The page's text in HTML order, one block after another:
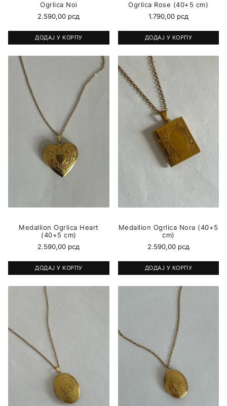
Ogrlica Noi
2.590,00 рсд
ДОДАЈ У КОРПУ
Ogrlica Rose (40+5 cm)
1.790,00 рсд
ДОДАЈ У КОРПУ
Medallion Ogrlica Heart
(40+5 cm)
2.590,00 рсд
ДОДАЈ У КОРПУ
Medallion Ogrlica Nora (40+5
cm)
2.590,00 рсд
ДОДАЈ У КОРПУ